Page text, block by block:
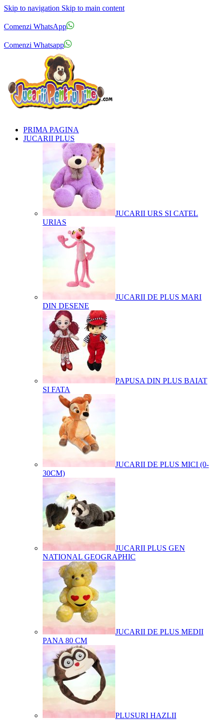
Skip to navigation Skip to main content
Comenzi WhatsApp
Comenzi Whatsapp
PRIMA PAGINA
JUCARII PLUS
JUCARII URS SI CATEL
URIAS
JUCARII DE PLUS MARI
DIN DESENE
PAPUSA DIN PLUS BAIAT
SI FATA
JUCARII DE PLUS MICI (0-
30CM)
JUCARII PLUS GEN
NATIONAL GEOGRAPHIC
JUCARII DE PLUS MEDII
PANA 80 CM
PLUSURI HAZLII